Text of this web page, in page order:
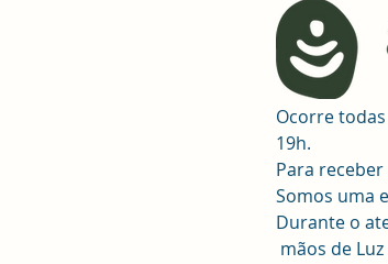
Ocorre todas
19h.
Para
Somos uma
Durante o
mãos de